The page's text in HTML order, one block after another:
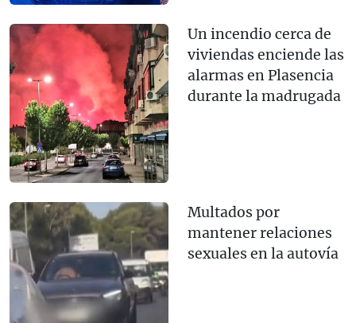
Un incendio cerca de
viviendas enciende las
alarmas en Plasencia
durante la madrugada
Multados por
mantener relaciones
sexuales en la autovía